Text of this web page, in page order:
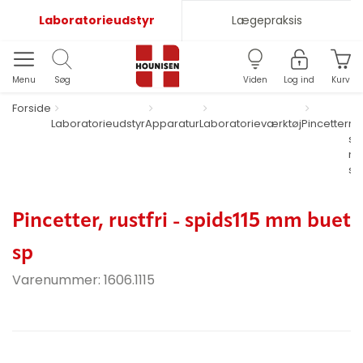
Laboratorieudstyr Lægepraksis
Menu Søg Viden Log ind Kurv
Forside
LaboratorieudstyrApparaturLaboratorieværktøjPincetter
sp
Pincetter, rustfri - spids115 mm buet
sp
Varenummer: 1606.1115